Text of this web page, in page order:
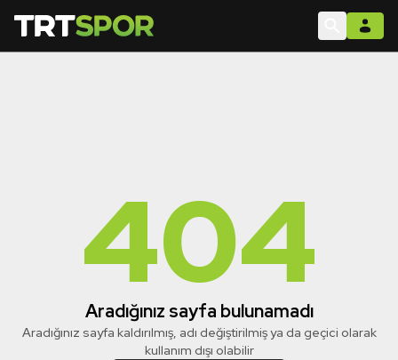
404
Aradığınız sayfa bulunamadı
Aradığınız sayfa kaldırılmış, adı değiştirilmiş ya da geçici olarak
kullanım dışı olabilir